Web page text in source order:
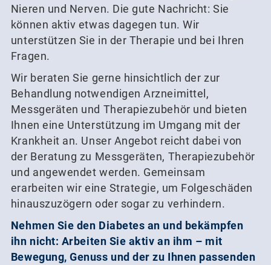
Nieren und Nerven. Die gute Nachricht: Sie
können aktiv etwas dagegen tun. Wir
unterstützen Sie in der Therapie und bei Ihren
Fragen.
Wir beraten Sie gerne hinsichtlich der zur
Behandlung notwendigen Arzneimittel,
Messgeräten und Therapiezubehör und bieten
Ihnen eine Unterstützung im Umgang mit der
Krankheit an. Unser Angebot reicht dabei von
der Beratung zu Messgeräten, Therapiezubehör
und angewendet werden. Gemeinsam
erarbeiten wir eine Strategie, um Folgeschäden
hinauszuzögern oder sogar zu verhindern.
Nehmen Sie den Diabetes an und bekämpfen
ihn nicht: Arbeiten Sie aktiv an ihm – mit
Bewegung, Genuss und der zu Ihnen passenden